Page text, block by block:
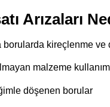
Arızaları
borularda kireçlenme ve
malzeme
döşenen borular